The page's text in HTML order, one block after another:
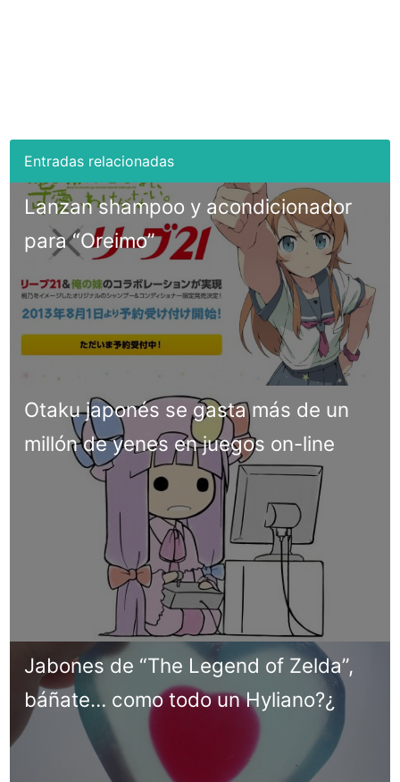
Lanzan shampoo y acondicionador
para “Oreimo”
Otaku japonés se gasta más de un
millón de yenes en juegos on-line
Jabones de “The Legend of Zelda”,
báñate… como todo un Hyliano?¿